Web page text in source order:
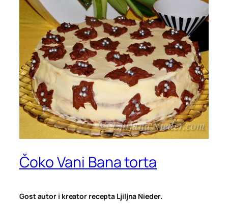
Čoko Vani Bana torta
Gost autor i kreator recepta Ljiljna Nieder.